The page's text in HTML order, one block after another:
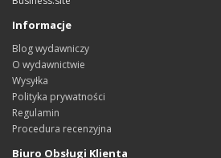
Informacje
Blog wydawniczy
O wydawnictwie
Wysyłka
Polityka prywatności
Regulamin
Procedura recenzyjna
Biuro Obsługi Klienta